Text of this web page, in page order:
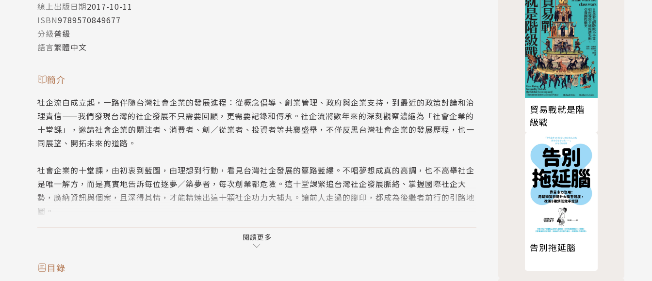
線上出版日期2017-10-11
ISBN9789570849677
分級普級
語言繁體中文
簡介
社企流自成立起，一路伴隨台灣社會企業的發展進程：從概念倡導、創業管理、政府與企業支持，到最近的政策討論和治
理責信——我們發現台灣的社企發展不只需要回顧，更需要記錄和傳承。社企流將數年來的深刻觀察濃縮為「社會企業的
十堂課」，邀請社會企業的關注者、消費者、創／從業者、投資者等共襄盛舉，不僅反思台灣社會企業的發展歷程，也一
同展望、開拓未來的道路。
社會企業的十堂課，由初衷到藍圖，由理想到行動，看見台灣社企發展的篳路藍縷。不唱夢想成真的高調，也不高舉社企
是唯一解方，而是真實地告訴每位逐夢／築夢者，每次創業都危險。這十堂課緊追台灣社企發展脈絡、掌握國際社企大
勢，廣納資訊與個案，且深得其情，才能精煉出這十顆社企功力大補丸。讓前人走過的腳印，都成為後繼者前行的引路地
圖。
作者：社企流
閱讀更多
目錄
貿易戰就是階
級戰
告別拖延腦